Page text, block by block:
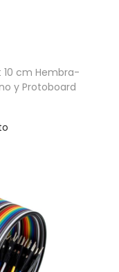
10 cm Hembra-
y Protoboard